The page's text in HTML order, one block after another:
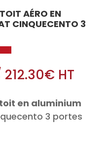
AÉRO EN
CINQUECENTO 3
212.30€HT
en aluminium
3 portes